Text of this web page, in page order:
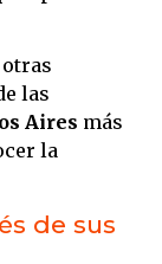
las
Aires más
la
de sus